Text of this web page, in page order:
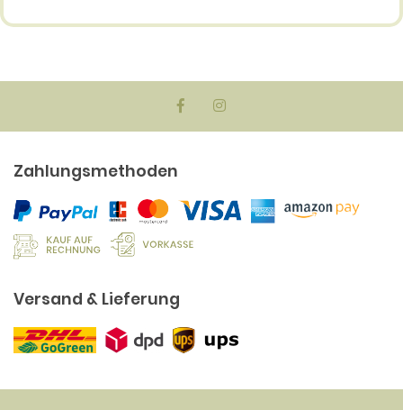
Zahlungsmethoden
Versand & Lieferung